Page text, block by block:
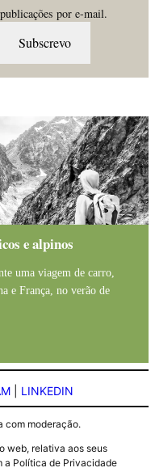
por e-mail.
Subscrevo
e alpinos
uma viagem de carro,
e França, no verão de
LINKEDIN
com moderação.
web, relativa aos seus
a Política de Privacidade